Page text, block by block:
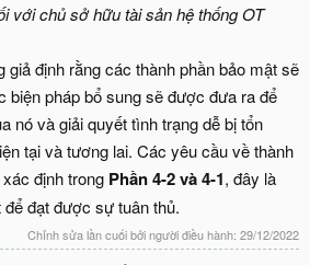
với chủ sở hữu tài sản hệ thống OT
giả định rằng các thành phần bảo mật sẽ
biện pháp bổ sung sẽ được đưa ra để
nó và giải quyết tình trạng dễ bị tổn
tại và tương lai. Các yêu cầu về thành
định trong Phần 4-2 và 4-1, đây là
đạt được sự tuân thủ.
Chỉnh sửa lần cuối bởi người điều hành: 29/12/2022